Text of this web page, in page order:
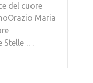
del cuore
Maria
Stelle …